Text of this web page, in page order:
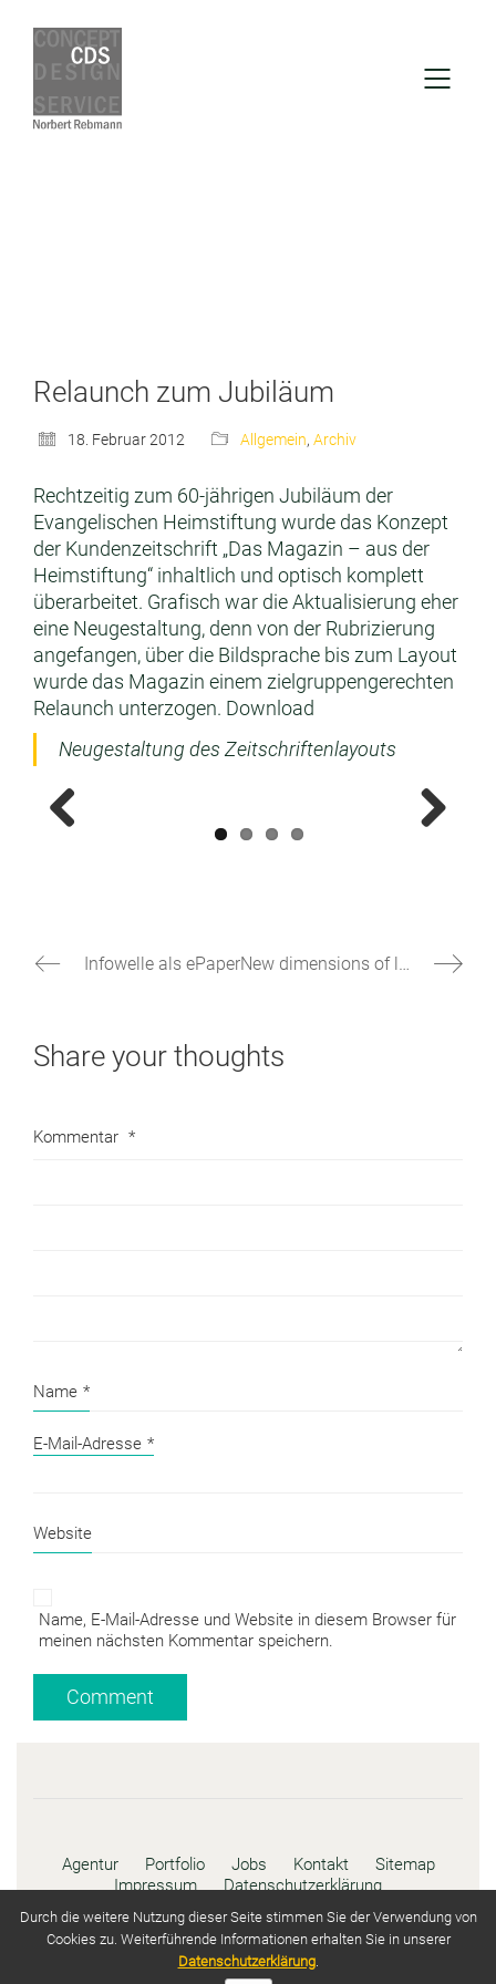
Relaunch zum Jubiläum
18. Februar 2012 Allgemein, Archiv
Rechtzeitig zum 60-jährigen Jubiläum der
Evangelischen Heimstiftung wurde das Konzept
der Kundenzeitschrift „Das Magazin – aus der
Heimstiftung“ inhaltlich und optisch komplett
überarbeitet. Grafisch war die Aktualisierung eher
eine Neugestaltung, denn von der Rubrizierung
angefangen, über die Bildsprache bis zum Layout
wurde das Magazin einem zielgruppenge­rechten
Relaunch unterzogen. Download
Neugestaltung des Zeitschriftenlayouts
Infowelle als ePaper
Share your thoughts
Kommentar *
Name *
E-Mail-Adresse *
Website
Name, E-Mail-Adresse und Website in diesem Browser für
meinen nächsten Kommentar speichern.
Agentur Portfolio Jobs Kontakt
Sitemap
Impressum
Datenschutzerklärung
© Copyright 2020 CDS Norbert Rebmann -
Concept Design Service. All Rights Reserved
Durch die weitere Nutzung dieser Seite stimmen Sie der Verwendung von
Cookies zu. Weiterführende Informationen erhalten Sie in unserer
Datenschutzerklärung.